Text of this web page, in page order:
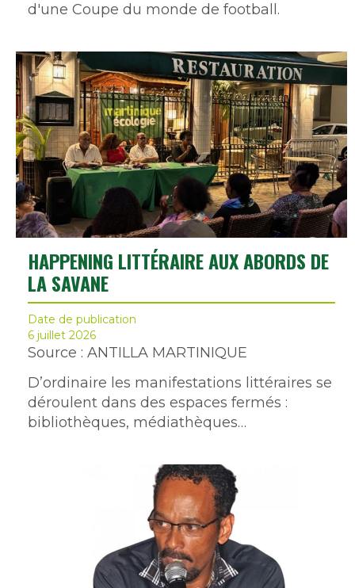
d'une Coupe du monde de football.
HAPPENING LITTÉRAIRE AUX ABORDS DE
LA SAVANE
Date de publication
6 juillet 2026
Source : ANTILLA MARTINIQUE
D’ordinaire les manifestations littéraires se
déroulent dans des espaces fermés :
bibliothèques, médiathèques…